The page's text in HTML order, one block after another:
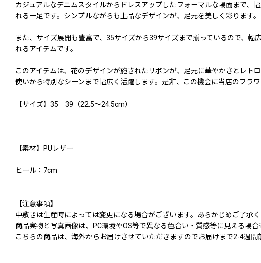
カジュアルなデニムスタイルからドレスアップしたフォーマルな場面まで、
れる一足です。シンプルながらも上品なデザインが、足元を美しく彩ります。
また、サイズ展開も豊富で、35サイズから39サイズまで揃っているので、
れるアイテムです。
このアイテムは、花のデザインが施されたリボンが、足元に華やかさとレ
使いから特別なシーンまで幅広く活躍します。是非、この機会に当店のフラ
【サイズ】35－39（22.5〜24.5cm）
【素材】PUレザー
ヒール：7cm
【注意事項】
中敷きは生産時によっては変更になる場合がございます。あらかじめご了承く
商品実物と写真画像は、PC環境やOS等で異なる色合い・質感等に見える場合
こちらの商品は、海外からお届けさせていただきますのでお届けまで2-4週間